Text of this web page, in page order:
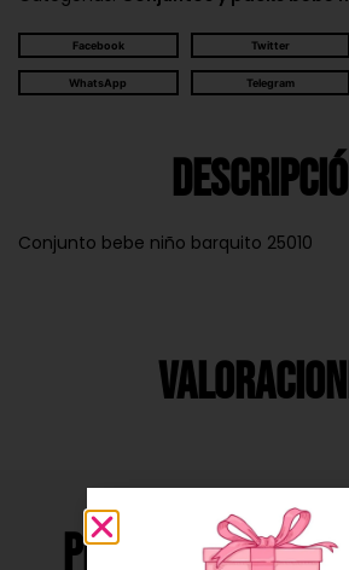
Facebook Twitter
WhatsApp Telegram
Conjunto bebe niño barquito 25010
Productos